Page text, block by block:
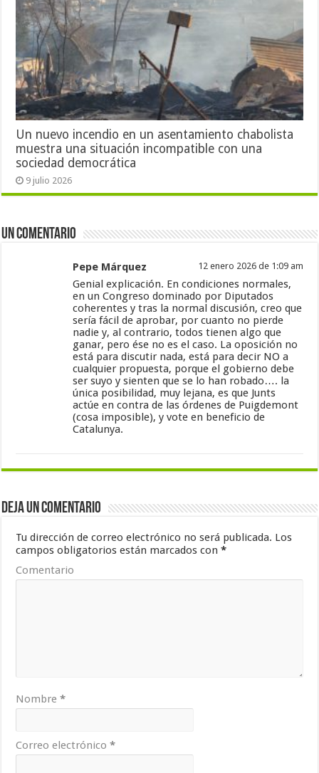
Un nuevo incendio en un asentamiento chabolista
muestra una situación incompatible con una
sociedad democrática
9 julio 2026
Un comentario
Pepe Márquez 12 enero 2026 de 1:09 am
Genial explicación. En condiciones normales,
en un Congreso dominado por Diputados
coherentes y tras la normal discusión, creo que
sería fácil de aprobar, por cuanto no pierde
nadie y, al contrario, todos tienen algo que
ganar, pero ése no es el caso. La oposición no
está para discutir nada, está para decir NO a
cualquier propuesta, porque el gobierno debe
ser suyo y sienten que se lo han robado…. la
única posibilidad, muy lejana, es que Junts
actúe en contra de las órdenes de Puigdemont
(cosa imposible), y vote en beneficio de
Catalunya.
Deja un comentario
Tu dirección de correo electrónico no será publicada. Los
campos obligatorios están marcados con*
Comentario
Nombre*
Correo electrónico*